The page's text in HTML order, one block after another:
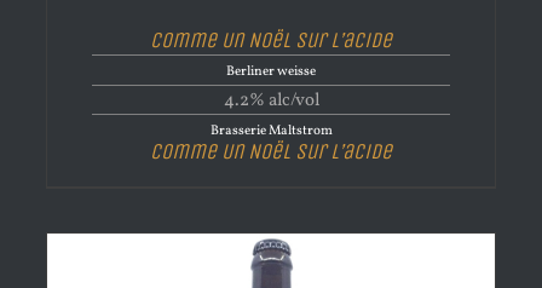
Comme Un Noël Sur L’acide
Berliner weisse
4.2% alc/vol
Brasserie Maltstrom
Comme Un Noël Sur L’acide